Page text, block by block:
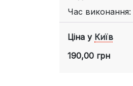
Час виконання:
Ціна у Київ
190,00 грн